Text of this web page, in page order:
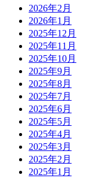
2026年2月
2026年1月
2025年12月
2025年11月
2025年10月
2025年9月
2025年8月
2025年7月
2025年6月
2025年5月
2025年4月
2025年3月
2025年2月
2025年1月